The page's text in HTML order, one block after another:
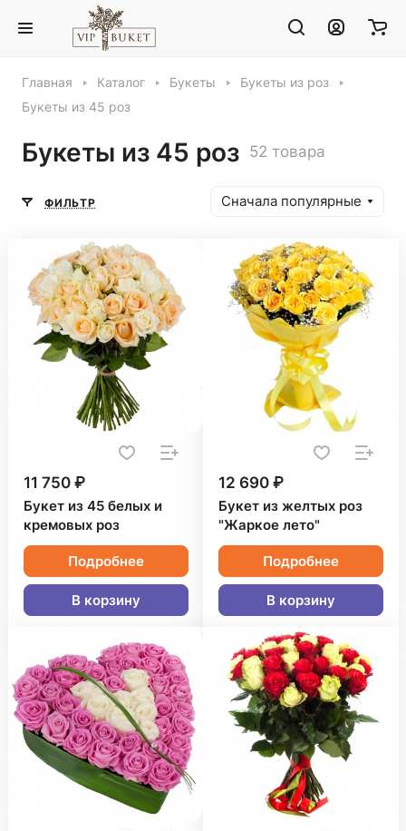
Главная Каталог Букеты
Букеты из роз
Букеты из 45 роз
Букеты из 45 роз 52 товара
ФИЛЬТР Сначала популярные
11 750 ₽
Букет из 45 белых и
кремовых роз
Подробнее
В корзину
12 690 ₽
Букет из желтых роз
"Жаркое лето"
Подробнее
В корзину